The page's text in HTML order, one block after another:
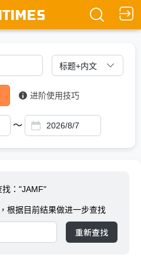
Ask DIGITIMES
进阶使用技巧
～
找："JAMF"
，根据目前结果做进一步查找
重新查找